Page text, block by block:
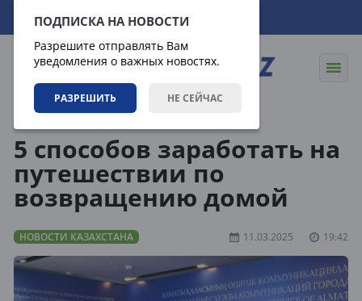
ПОДПИСКА НА НОВОСТИ
Разрешите отправлять Вам
уведомления о важных новостях.
РАЗРЕШИТЬ НЕ СЕЙЧАС
07.08.2026 17:06:50
5 способов заработать на
путешествии по
возвращению домой
НОВОСТИ КАЗАХСТАНА 11.03.2025 19:42